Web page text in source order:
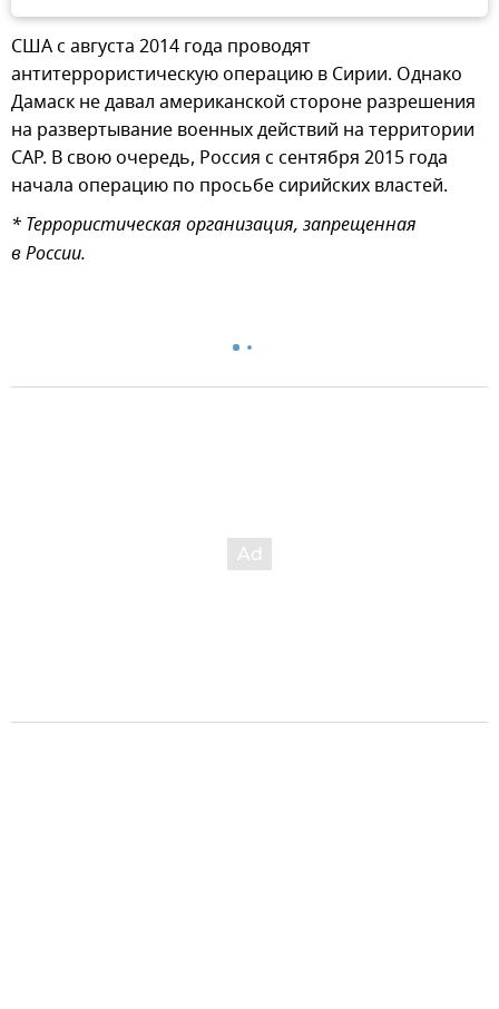
США с августа 2014 года проводят
антитеррористическую операцию в Сирии. Однако
Дамаск не давал американской стороне разрешения
на развертывание военных действий на территории
САР. В свою очередь, Россия с сентября 2015 года
начала операцию по просьбе сирийских властей.
* Террористическая организация, запрещенная
в России.